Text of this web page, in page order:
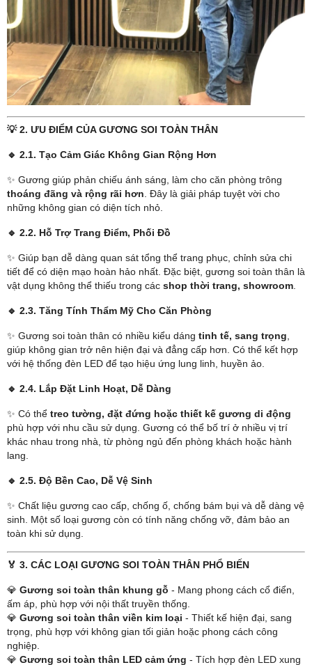
💡 2. ƯU ĐIỂM CỦA GƯƠNG SOI TOÀN THÂN
🔹 2.1. Tạo Cảm Giác Không Gian Rộng Hơn
✨ Gương giúp phản chiếu ánh sáng, làm cho căn phòng trông
thoáng đãng và rộng rãi hơn. Đây là giải pháp tuyệt vời cho
những không gian có diện tích nhỏ.
🔹 2.2. Hỗ Trợ Trang Điểm, Phối Đồ
✨ Giúp bạn dễ dàng quan sát tổng thể trang phục, chỉnh sửa chi
tiết để có diện mạo hoàn hảo nhất. Đặc biệt, gương soi toàn thân là
vật dụng không thể thiếu trong các shop thời trang, showroom.
🔹 2.3. Tăng Tính Thẩm Mỹ Cho Căn Phòng
✨ Gương soi toàn thân có nhiều kiểu dáng tinh tế, sang trọng,
giúp không gian trở nên hiện đại và đẳng cấp hơn. Có thể kết hợp
với hệ thống đèn LED để tạo hiệu ứng lung linh, huyền ảo.
🔹 2.4. Lắp Đặt Linh Hoạt, Dễ Dàng
✨ Có thể treo tường, đặt đứng hoặc thiết kế gương di động
phù hợp với nhu cầu sử dụng. Gương có thể bố trí ở nhiều vị trí
khác nhau trong nhà, từ phòng ngủ đến phòng khách hoặc hành
lang.
🔹 2.5. Độ Bền Cao, Dễ Vệ Sinh
✨ Chất liệu gương cao cấp, chống ố, chống bám bụi và dễ dàng vệ
sinh. Một số loại gương còn có tính năng chống vỡ, đảm bảo an
toàn khi sử dụng.
🏅 3. CÁC LOẠI GƯƠNG SOI TOÀN THÂN PHỔ BIẾN
💎 Gương soi toàn thân khung gỗ - Mang phong cách cổ điển,
ấm áp, phù hợp với nội thất truyền thống.
💎 Gương soi toàn thân viền kim loại - Thiết kế hiện đại, sang
trọng, phù hợp với không gian tối giản hoặc phong cách công
nghiệp.
💎 Gương soi toàn thân LED cảm ứng - Tích hợp đèn LED xung